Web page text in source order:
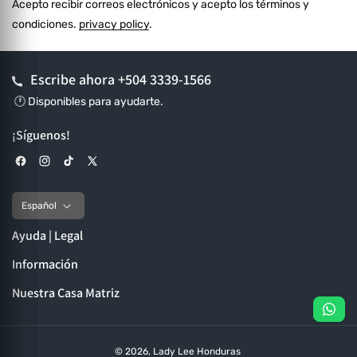
Acepto recibir correos electrónicos y acepto los términos y
condiciones. privacy policy.
Escribe ahora +504 3339-1566
🕐 Disponibles para ayudarte.
¡Síguenos!
Español
Ayuda | Legal
Información
Nuestra Casa Matriz
© 2026, Lady Lee Honduras